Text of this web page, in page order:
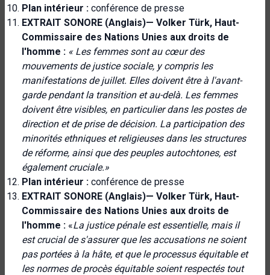
Plan intérieur : conférence de presse
EXTRAIT SONORE (Anglais)— Volker Türk, Haut-
Commissaire des Nations Unies aux droits de
l'homme : « Les femmes sont au cœur des
mouvements de justice sociale, y compris les
manifestations de juillet. Elles doivent être à l'avant-
garde pendant la transition et au-delà. Les femmes
doivent être visibles, en particulier dans les postes de
direction et de prise de décision. La participation des
minorités ethniques et religieuses dans les structures
de réforme, ainsi que des peuples autochtones, est
également cruciale.»
Plan intérieur : conférence de presse
EXTRAIT SONORE (Anglais)— Volker Türk, Haut-
Commissaire des Nations Unies aux droits de
l'homme : «La justice pénale est essentielle, mais il
est crucial de s'assurer que les accusations ne soient
pas portées à la hâte, et quele processus équitable et
les normes de procès équitable soient respectés tout